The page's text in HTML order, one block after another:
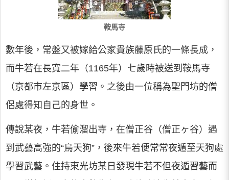
鞍馬寺
數年後，常盤又被嫁給公家貴族藤原氏的一條長成，
而牛若在長寬二年（1165年）七歲時被送到鞍馬寺
（京都市左京區）學習。之後由一位稱為聖門坊的僧
侶處得知自己的身世。
傳說某夜，牛若偷溜出寺，在僧正谷（僧正ヶ谷）遇
到武藝高強的“烏天狗”，後來牛若便常常夜遁至天狗處
學習武藝。住持東光坊某日發現牛若不但夜遁習藝而